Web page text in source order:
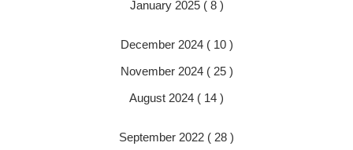
January 2025 ( 8 )
December 2024 ( 10 )
November 2024 ( 25 )
August 2024 ( 14 )
September 2022 ( 28 )